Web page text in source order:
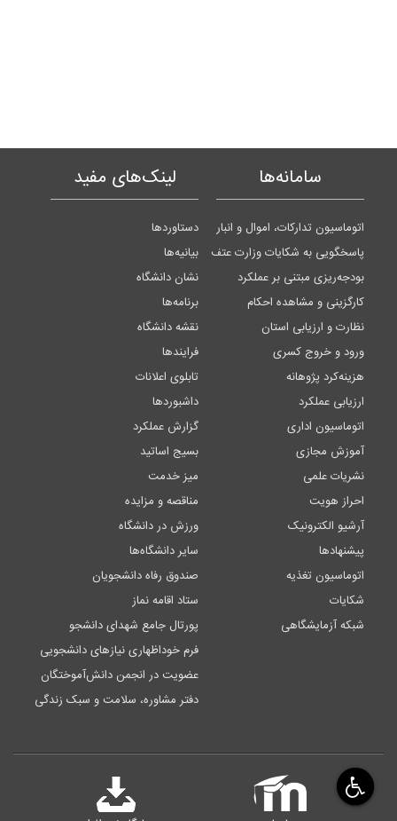
سامانه‌ها
اتوماسیون تدارکات، اموال و انبار
پاسخگویی به شکایات وزارت عتف
بودجه‌ریزی مبتنی بر عملکرد
کارگزینی و مشاهده احکام
نظارت و ارزیابی استان
ورود و خروج کسری
هزینه‌کرد پژوهانه
ارزیابی عملکرد
اتوماسیون اداری
آموزش مجازی
نشریات علمی
احراز هویت
آرشیو الکترونیک
پیشنهادها
اتوماسیون تغذیه
شکایات
شبکه آزمایشگاهی
لینک‌های مفید
دستاوردها
بیانیه‌ها
نشان دانشگاه
برنامه‌ها
نقشه دانشگاه
فرایندها
تابلوی اعلانات
داشبوردها
گزارش عملکرد
بسیج اساتید
میز خدمت
مناقصه و مزایده
ورزش در دانشگاه
سایر دانشگاه‌ها
صندوق رفاه دانشجویان
ستاد اقامه نماز
پورتال جامع شهدای دانشجو
فرم خوداظهاری نیازهای دانشجویی
عضویت در انجمن دانش‌آموختگان
دفتر مشاوره، سلامت و سبک زندگی